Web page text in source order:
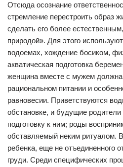
Отсюда осознание
стремление перестроить образ
сделать его более
природой». Для этого
водоемах, хождение босиком,
акватическая подготовка
женщина вместе с мужем должна
рациональном питании и
равновесии. Приветствуются
обстановке, и будущие
подготовку к ним; роды
обставляемый неким ритуалом.
ребенка, еще не отъединенного
груди. Среди специфических